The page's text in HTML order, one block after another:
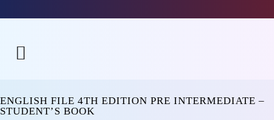
ENGLISH FILE 4TH EDITION PRE INTERMEDIATE –
STUDENT’S BOOK